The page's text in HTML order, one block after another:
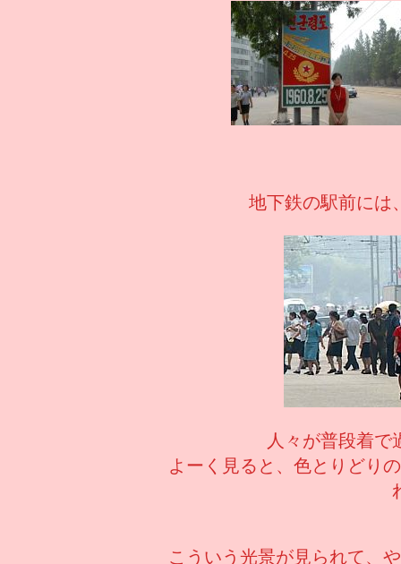
地下鉄の駅前には
人々が普段着で
よーく見ると、色とりどり
こういう光景が見られて、